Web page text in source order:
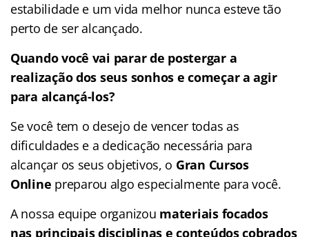
estabilidade e um vida melhor nunca esteve tão
perto de ser alcançado.
Quando você vai parar de postergar a
realização dos seus sonhos e começar a agir
para alcançá-los?
Se você tem o desejo de vencer todas as
dificuldades e a dedicação necessária para
alcançar os seus objetivos, o Gran Cursos
Online preparou algo especialmente para você.
A nossa equipe organizou materiais focados
nas principais disciplinas e conteúdos cobrados